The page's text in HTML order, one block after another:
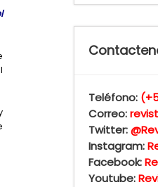
Teléfono:
Correo:
Twitter:
Instagram:
Facebook:
Youtube: